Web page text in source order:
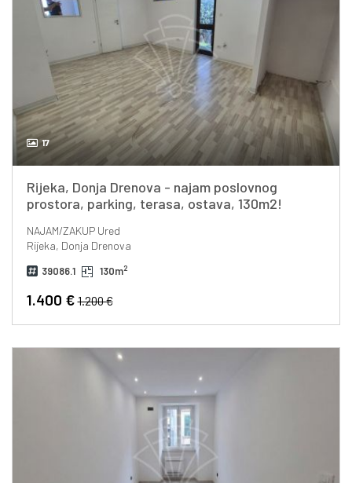
17
Rijeka, Donja Drenova - najam poslovnog
prostora, parking, terasa, ostava, 130m2!
NAJAM/ZAKUPUred
Rijeka, Donja Drenova
39086.1 130m2
1.400 €1.200 €